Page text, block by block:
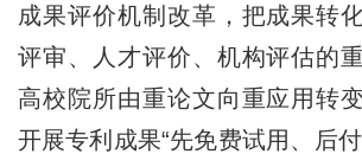
成果评价机制改革，把成果转
评审、人才评价、机构评估的
高校院所由重论文向重应用转
开展专利成果“先免费试用、后付